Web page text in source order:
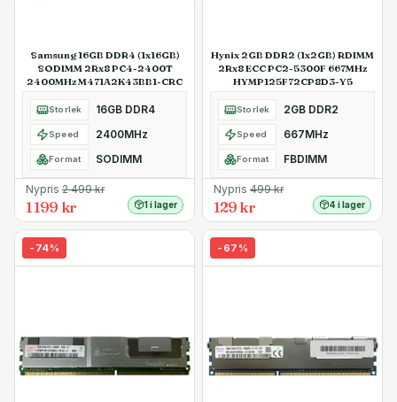
Samsung 16GB DDR4 (1x16GB)
SODIMM 2Rx8 PC4-2400T
2400MHz M471A2K43BB1-CRC
Storlek 16GB DDR4
Speed 2400MHz
Format SODIMM
Nypris 2 499kr
1 199 kr 1 i lager
Hynix 2GB DDR2 (1x2GB) RDIMM
2Rx8 ECC PC2-5300F 667MHz
HYMP125F72CP8D3-Y5
Storlek 2GB DDR2
Speed 667MHz
Format FBDIMM
Nypris 499kr
129 kr 4 i lager
- 74% - 67 %